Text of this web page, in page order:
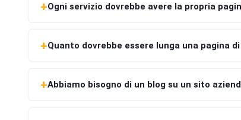
Ogni servizio dovrebbe avere la propria
Quanto dovrebbe essere lunga una pagina
Abbiamo bisogno di un blog su un sito